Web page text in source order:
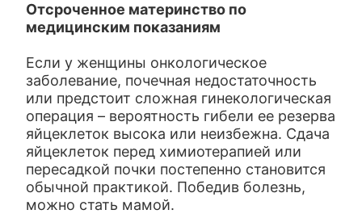
Отсроченное материнство по
медицинским показаниям
Если у женщины онкологическое
заболевание, почечная недостаточность
или предстоит сложная гинекологическая
операция – вероятность гибели ее резерва
яйцеклеток высока или неизбежна. Сдача
яйцеклеток перед химиотерапией или
пересадкой почки постепенно становится
обычной практикой. Победив болезнь,
можно стать мамой.